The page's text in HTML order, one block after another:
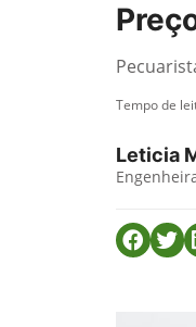
Tempo de
Leticia